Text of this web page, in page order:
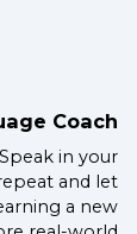
Coach
in your
and let
a new